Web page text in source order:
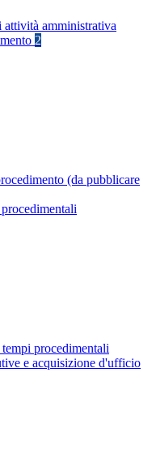
attività amministrativa
2
(da pubblicare
procedimentali
e acquisizione d'ufficio